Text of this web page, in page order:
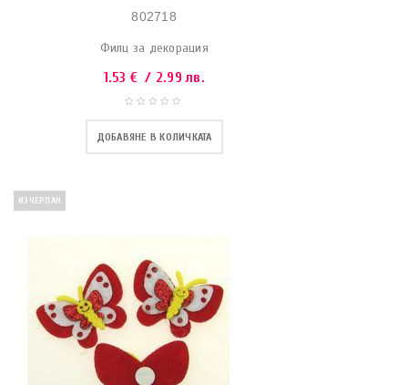
802718
Филц за декорация
1.53 € / 2.99 лв.
ДОБАВЯНЕ В КОЛИЧКАТА
ИЗЧЕРПАН